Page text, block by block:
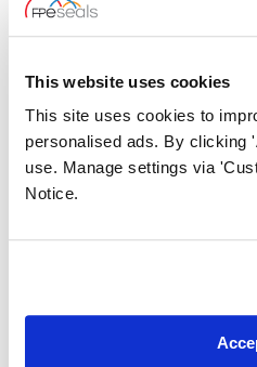
This website uses cookies
This site uses cookies to
personalised ads. By clicking
use. Manage settings via
Notice.